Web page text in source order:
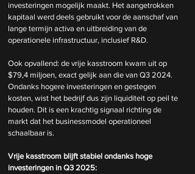
investeringen mogelijk maakt. Het aangetrokken
kapitaal werd deels gebruikt voor de aanschaf van
lange termijn activa en uitbreiding van de
operationele infrastructuur, inclusief R&D.
Ook opvallend: de vrije kasstroom kwam uit op
$79,4 miljoen, exact gelijk aan die van Q3 2024.
Ondanks hogere investeringen en gestegen
kosten, wist het bedrijf dus zijn liquiditeit op peil te
houden. Dit is een krachtig signaal richting de
markt dat het businessmodel operationeel
schaalbaar is.
Vrije kasstroom blijft stabiel ondanks hoge
investeringen in Q3 2025: